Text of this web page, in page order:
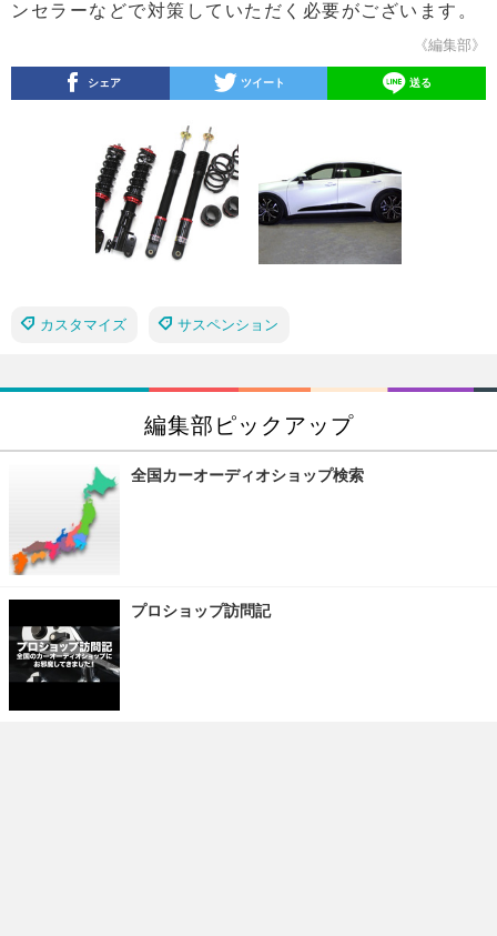
ンセラーなどで対策していただく必要がございます。
《編集部》
シェア ツイート 送る
カスタマイズ サスペンション
編集部ピックアップ
全国カーオーディオショップ検索
プロショップ訪問記